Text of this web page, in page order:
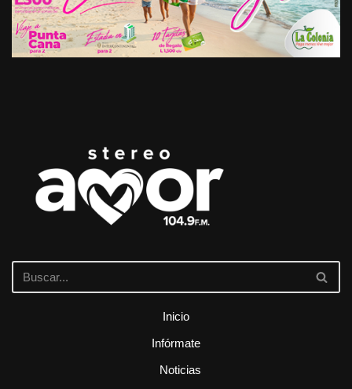
Inicio
Infórmate
Noticias